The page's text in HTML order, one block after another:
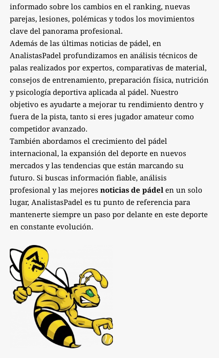
informado sobre los cambios en el ranking, nuevas
parejas, lesiones, polémicas y todos los movimientos
clave del panorama profesional.
Además de las últimas noticias de pádel, en
AnalistasPadel profundizamos en análisis técnicos de
palas realizados por expertos, comparativas de material,
consejos de entrenamiento, preparación física, nutrición
y psicología deportiva aplicada al pádel. Nuestro
objetivo es ayudarte a mejorar tu rendimiento dentro y
fuera de la pista, tanto si eres jugador amateur como
competidor avanzado.
También abordamos el crecimiento del pádel
internacional, la expansión del deporte en nuevos
mercados y las tendencias que están marcando su
futuro. Si buscas información fiable, análisis
profesional y las mejores noticias de pádel en un solo
lugar, AnalistasPadel es tu punto de referencia para
mantenerte siempre un paso por delante en este deporte
en constante evolución.